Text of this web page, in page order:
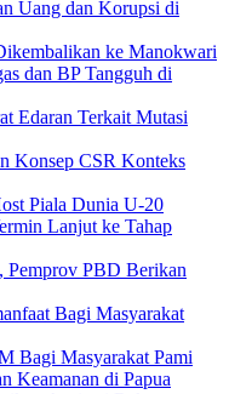
Uang dan Korupsi di
ke Manokwari
dan BP Tangguh di
Edaran Terkait Mutasi
Konsep CSR Konteks
Piala Dunia U-20
Lanjut ke Tahap
Pemprov PBD Berikan
Bagi Masyarakat
Bagi Masyarakat Pami
Keamanan di Papua